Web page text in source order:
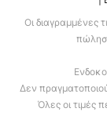
Οι διαγραμμένες
Δεν
Όλες οι τιμές